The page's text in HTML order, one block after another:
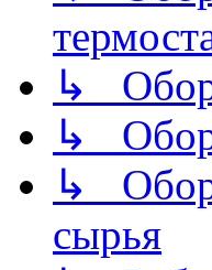
↳
↳
↳
сырья